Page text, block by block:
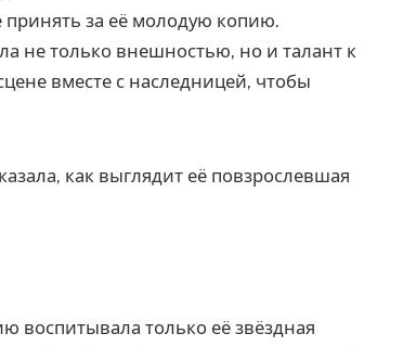
за её молодую копию.
не только внешностью, но и талант к
вместе с наследницей, чтобы
только её звёздная